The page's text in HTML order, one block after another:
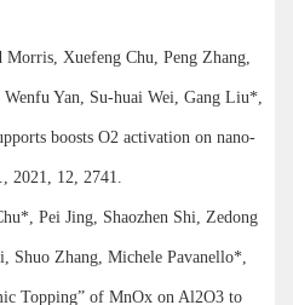
Xuefeng Chu, Peng Zhang,
Yan, Su-huai Wei, Gang Liu*,
boosts O2 activation on nano-
2021, 12, 2741.
Pei Jing, Shaozhen Shi, Zedong
Shuo Zhang, Michele Pavanello*,
Topping” of MnOx on Al2O3 to